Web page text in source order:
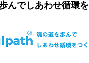
んでしあわせ循環を